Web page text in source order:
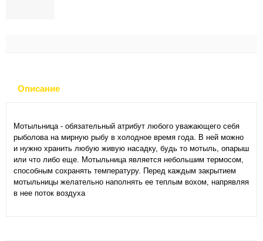
Описание
Мотыльница - обязательный атрибут любого уважающего себя
рыболова на мирную рыбу в холодное время года. В ней можно
и нужно хранить любую живую насадку, будь то мотыль, опарыш
или что либо еще. Мотыльница является небольшим термосом,
способным сохранять температуру. Перед каждым закрытием
мотыльницы желательно наполнять ее теплым вохом, напрявляя
в нее поток воздуха